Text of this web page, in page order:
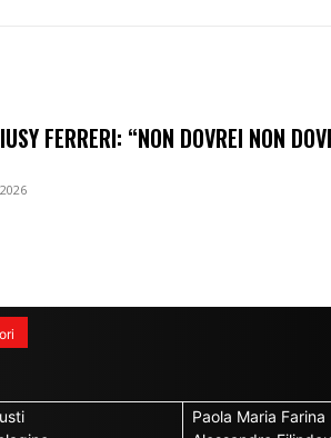
FERRERI: “NON DOVREI NON
Paola Maria Farina